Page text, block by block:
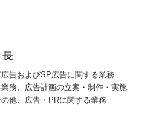
告およびSP広告に関する業務
務、広告計画の立案・制作・実施
他、広告・PRに関する業務